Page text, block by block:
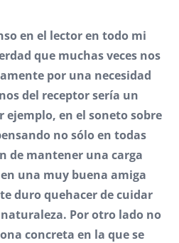
en el lector en todo mi
que muchas veces nos
por una necesidad
del receptor sería un
ejemplo, en el soneto sobre
no sólo en todas
de mantener una carga
una muy buena amiga
duro quehacer de cuidar
Por otro lado no
concreta en la que se